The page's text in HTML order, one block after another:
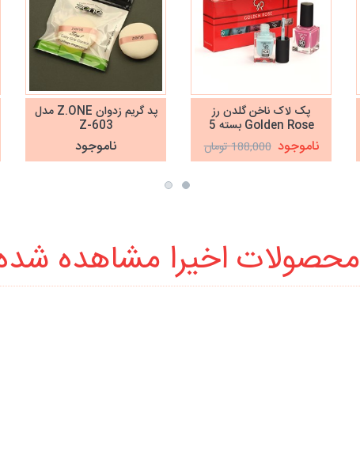
پک لاک ناخن گلدن رز
Golden Rose بسته 5
عددی ناموجود 188,000 تومان
پد گریم زدوان Z.ONE مدل
Z-603
ناموجود
محصولات اخیرا مشاهده